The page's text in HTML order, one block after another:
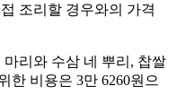
조리할 경우와의 가격
리와 수삼 네 뿌리, 찹쌀
한 비용은 3만 6260원으